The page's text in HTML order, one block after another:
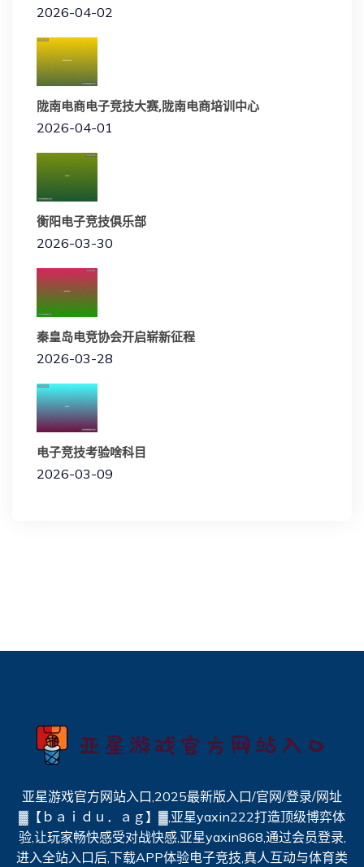
2026-04-02
陇南电商电子竞技大赛,陇南电商培训中心
2026-04-01
衡阳电子竞技俱乐部
2026-03-30
秦皇岛电竞协会开启崭新征程
2026-03-28
电子竞技考验啥科目
2026-03-09
亚星游戏官方网站入口,2025最新版入口/官网/登录/网址
▓【ｂａｉｄｕ．ａｇ】▓,亚星yaxin222打造顶级博弈体
验,让玩家畅快感受对战快感,亚星yaxin868,通过会员登录,
进入全站入口后,下载APP体验电子竞技,真人互动与体育类